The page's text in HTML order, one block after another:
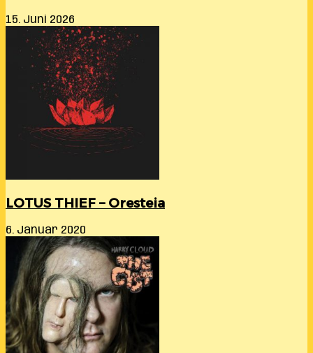
15. Juni 2026
LOTUS THIEF – Oresteia
6. Januar 2020